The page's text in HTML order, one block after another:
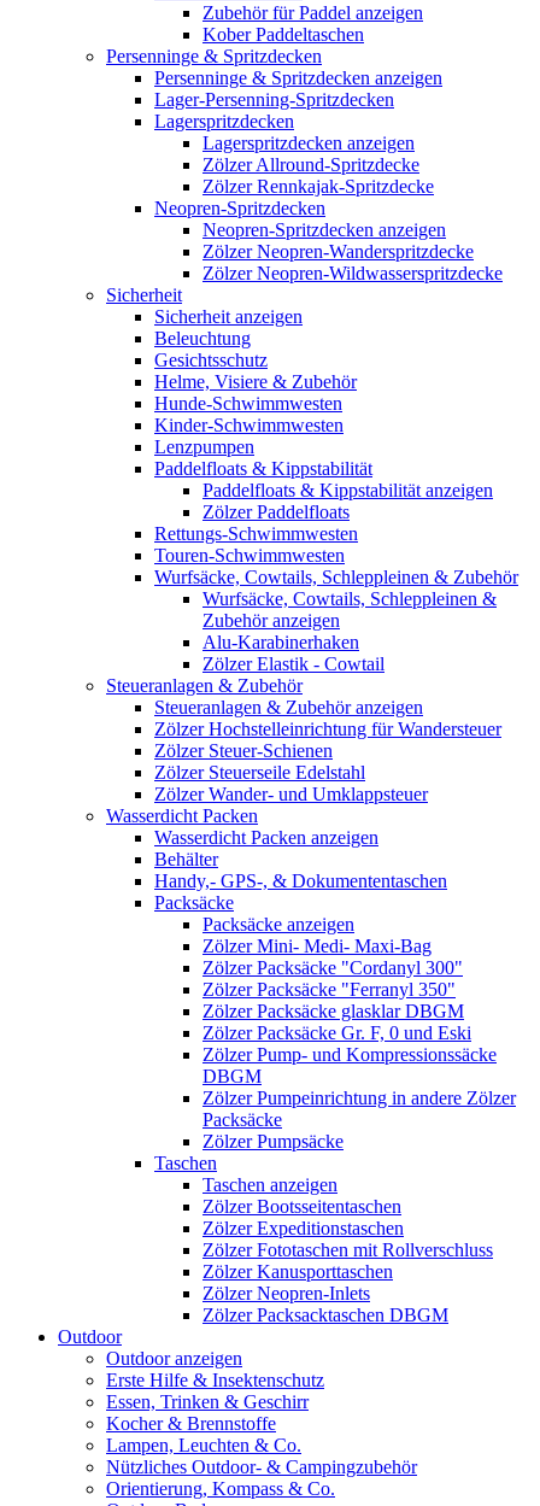
Zubehör für Paddel anzeigen
Kober Paddeltaschen
Persenninge & Spritzdecken
Persenninge & Spritzdecken anzeigen
Lager-Persenning-Spritzdecken
Lagerspritzdecken
Lagerspritzdecken anzeigen
Zölzer Allround-Spritzdecke
Zölzer Rennkajak-Spritzdecke
Neopren-Spritzdecken
Neopren-Spritzdecken anzeigen
Zölzer Neopren-Wanderspritzdecke
Zölzer Neopren-Wildwasserspritzdecke
Sicherheit
Sicherheit anzeigen
Beleuchtung
Gesichtsschutz
Helme, Visiere & Zubehör
Hunde-Schwimmwesten
Kinder-Schwimmwesten
Lenzpumpen
Paddelfloats & Kippstabilität
Paddelfloats & Kippstabilität anzeigen
Zölzer Paddelfloats
Rettungs-Schwimmwesten
Touren-Schwimmwesten
Wurfsäcke, Cowtails, Schleppleinen & Zubehör
Wurfsäcke, Cowtails, Schleppleinen &
Zubehör anzeigen
Alu-Karabinerhaken
Zölzer Elastik - Cowtail
Steueranlagen & Zubehör
Steueranlagen & Zubehör anzeigen
Zölzer Hochstelleinrichtung für Wandersteuer
Zölzer Steuer-Schienen
Zölzer Steuerseile Edelstahl
Zölzer Wander- und Umklappsteuer
Wasserdicht Packen
Wasserdicht Packen anzeigen
Behälter
Handy,- GPS-, & Dokumententaschen
Packsäcke
Packsäcke anzeigen
Zölzer Mini- Medi- Maxi-Bag
Zölzer Packsäcke "Cordanyl 300"
Zölzer Packsäcke "Ferranyl 350"
Zölzer Packsäcke glasklar DBGM
Zölzer Packsäcke Gr. F, 0 und Eski
Zölzer Pump- und Kompressionssäcke
DBGM
Zölzer Pumpeinrichtung in andere Zölzer
Packsäcke
Zölzer Pumpsäcke
Taschen
Taschen anzeigen
Zölzer Bootsseitentaschen
Zölzer Expeditionstaschen
Zölzer Fototaschen mit Rollverschluss
Zölzer Kanusporttaschen
Zölzer Neopren-Inlets
Zölzer Packsacktaschen DBGM
Outdoor
Outdoor anzeigen
Erste Hilfe & Insektenschutz
Essen, Trinken & Geschirr
Kocher & Brennstoffe
Lampen, Leuchten & Co.
Nützliches Outdoor- & Campingzubehör
Orientierung, Kompass & Co.